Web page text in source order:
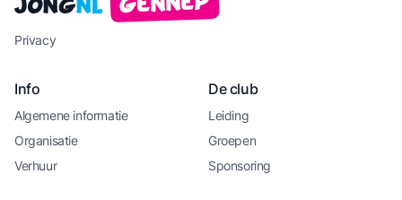
JongNL
Privacy
Info
Algemene informatie
Organisatie
Verhuur
De club
Leiding
Groepen
Sponsoring